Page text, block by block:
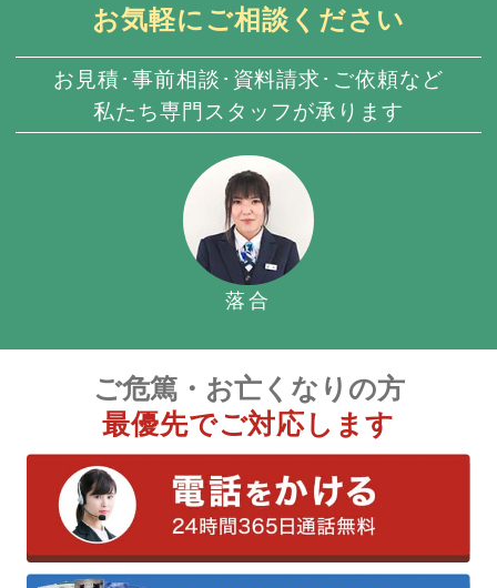
お気軽にご相談ください
お見積･事前相談･資料請求･ご依頼など
私たち専門スタッフが承ります
落合
ご危篤・お亡くなりの方
最優先でご対応します